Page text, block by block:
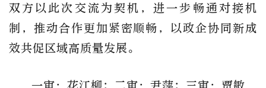
双方以此次交流为契机，进一步畅通对接机
制，推动合作更加紧密顺畅，以政企协同新成
效共促区域高质量发展。
一审：花江柳；二审：尹萍；三审：贾敏